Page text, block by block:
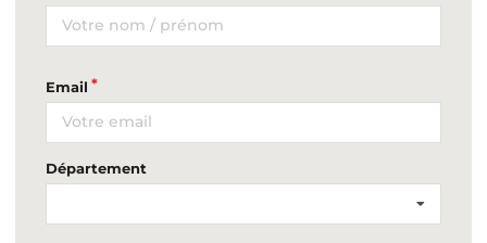
Email
Département